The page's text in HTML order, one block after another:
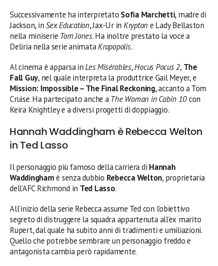
Successivamente ha interpretato Sofia Marchetti, madre di
Jackson, inSex Education, Jax-Ur in Krypton e Lady Bellaston
nella miniserie Tom Jones. Ha inoltre prestato la voce a
Deliria nella serie animataKrapopolis.
Al cinema è apparsa inLes Misérables,Hocus Pocus 2, The
Fall Guy, nel quale interpreta la produttrice Gail Meyer, e
Mission: Impossible – The Final Reckoning, accanto a Tom
Cruise. Ha partecipato anche a The Woman in Cabin 10con
Keira Knightley e a diversi progetti di doppiaggio.
Hannah Waddingham è Rebecca Welton
in Ted Lasso
Il personaggio più famoso della carriera di Hannah
Waddinghamè senza dubbio Rebecca Welton, proprietaria
dell’AFC Richmond in Ted Lasso.
All’inizio della serie Rebecca assume Ted con l’obiettivo
segreto di distruggere la squadra appartenuta all’ex marito
Rupert, dal quale ha subito anni di tradimenti e umiliazioni.
Quello che potrebbe sembrare un personaggio freddo e
antagonista cambia però rapidamente.